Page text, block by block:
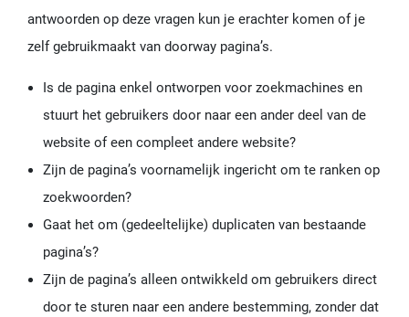
antwoorden op deze vragen kun je erachter komen of je
zelf gebruikmaakt van doorway pagina’s.
Is de pagina enkel ontworpen voor zoekmachines en
stuurt het gebruikers door naar een ander deel van de
website of een compleet andere website?
Zijn de pagina’s voornamelijk ingericht om te ranken op
zoekwoorden?
Gaat het om (gedeeltelijke) duplicaten van bestaande
pagina’s?
Zijn de pagina’s alleen ontwikkeld om gebruikers direct
door te sturen naar een andere bestemming, zonder dat